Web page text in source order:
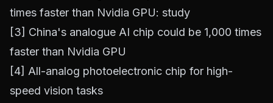
times faster than Nvidia GPU: study
[3] China's analogue AI chip could be 1,000 times
faster than Nvidia GPU
[4] All-analog photoelectronic chip for high-
speed vision tasks